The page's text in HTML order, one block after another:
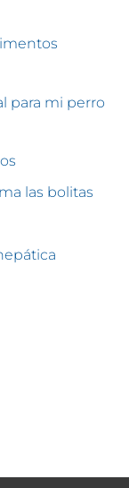
para mi perro
las bolitas